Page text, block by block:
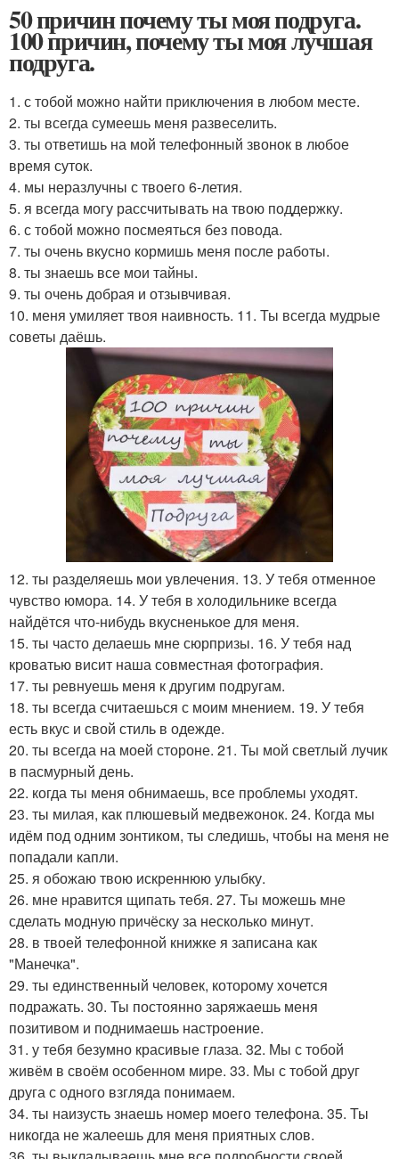
50 причин почему ты моя подруга.
100 причин, почему ты моя лучшая
подруга.
1. с тобой можно найти приключения в любом месте.
2. ты всегда сумеешь меня развеселить.
3. ты ответишь на мой телефонный звонок в любое
время суток.
4. мы неразлучны с твоего 6-летия.
5. я всегда могу рассчитывать на твою поддержку.
6. с тобой можно посмеяться без повода.
7. ты очень вкусно кормишь меня после работы.
8. ты знаешь все мои тайны.
9. ты очень добрая и отзывчивая.
10. меня умиляет твоя наивность. 11. Ты всегда мудрые
советы даёшь.
12. ты разделяешь мои увлечения. 13. У тебя отменное
чувство юмора. 14. У тебя в холодильнике всегда
найдётся что-нибудь вкусненькое для меня.
15. ты часто делаешь мне сюрпризы. 16. У тебя над
кроватью висит наша совместная фотография.
17. ты ревнуешь меня к другим подругам.
18. ты всегда считаешься с моим мнением. 19. У тебя
есть вкус и свой стиль в одежде.
20. ты всегда на моей стороне. 21. Ты мой светлый лучик
в пасмурный день.
22. когда ты меня обнимаешь, все проблемы уходят.
23. ты милая, как плюшевый медвежонок. 24. Когда мы
идём под одним зонтиком, ты следишь, чтобы на меня не
попадали капли.
25. я обожаю твою искреннюю улыбку.
26. мне нравится щипать тебя. 27. Ты можешь мне
сделать модную причёску за несколько минут.
28. в твоей телефонной книжке я записана как
"Манечка".
29. ты единственный человек, которому хочется
подражать. 30. Ты постоянно заряжаешь меня
позитивом и поднимаешь настроение.
31. у тебя безумно красивые глаза. 32. Мы с тобой
живём в своём особенном мире. 33. Мы с тобой друг
друга с одного взгляда понимаем.
34. ты наизусть знаешь номер моего телефона. 35. Ты
никогда не жалеешь для меня приятных слов.